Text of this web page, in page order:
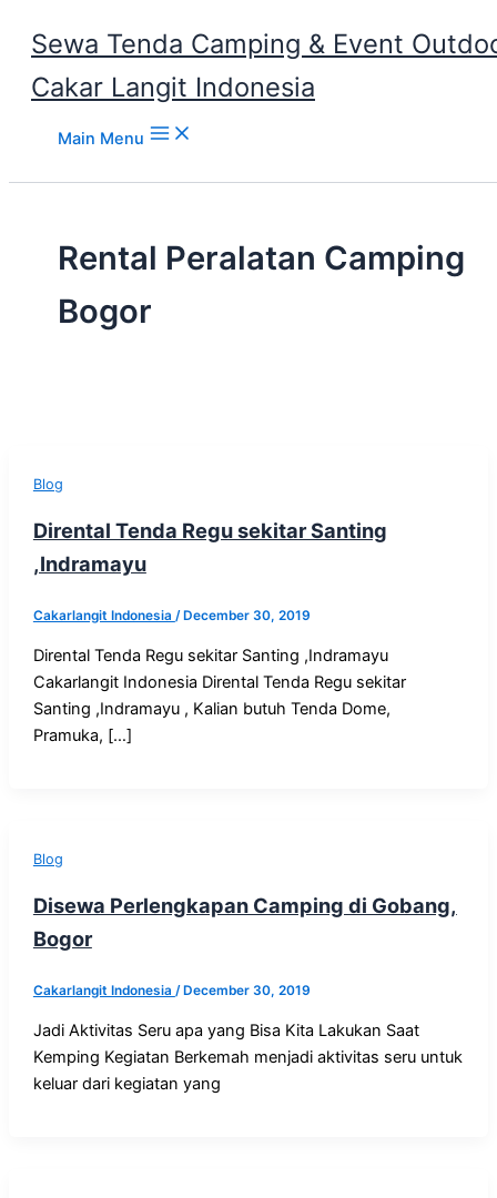
Sewa Tenda Camping & Event
Cakar Langit Indonesia
Main Menu
Rental Peralatan Camping
Bogor
Blog
Dirental Tenda Regu sekitar Santing
,Indramayu
Cakarlangit Indonesia / December 30, 2019
Dirental Tenda Regu sekitar Santing ,Indramayu
Cakarlangit Indonesia Dirental Tenda Regu sekitar
Santing ,Indramayu , Kalian butuh Tenda Dome,
Pramuka, […]
Blog
Disewa Perlengkapan Camping di Gobang,
Bogor
Cakarlangit Indonesia / December 30, 2019
Jadi Aktivitas Seru apa yang Bisa Kita Lakukan Saat
Kemping Kegiatan Berkemah menjadi aktivitas seru untuk
keluar dari kegiatan yang